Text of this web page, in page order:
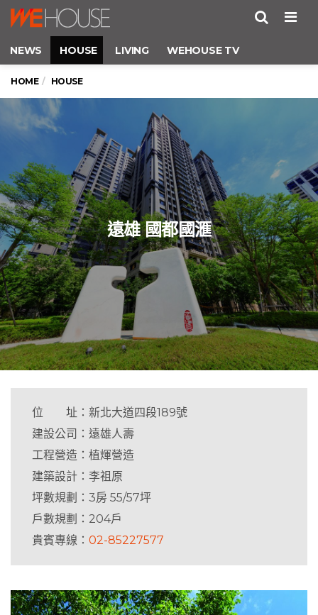
NEWS HOUSE LIVING WEHOUSE TV
HOME HOUSE
遠雄 國都國滙
位 址：新北大道四段189號
建設公司：遠雄人壽
工程營造：植煇營造
建築設計：李祖原
坪數規劃：3房 55/57坪
戶數規劃：204戶
貴賓專線： 02-85227577